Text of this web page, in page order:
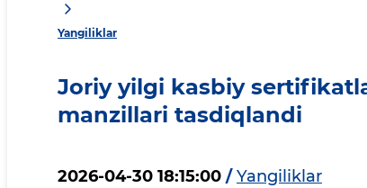
Yangiliklar
Joriy yilgi kasbiy
manzillari tasdiqlandi
2026-04-30 18:15:00 / Yangiliklar